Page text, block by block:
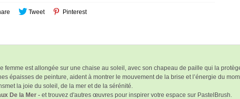
Tweet Pinterest
est allongée sur une chaise au soleil, avec son chapeau de paille qui la
épaisses de peinture, aident à montrer le mouvement de la brise et l’énergie du
la joie du soleil, de la mer et de la sérénité.
De la Mer - et trouvez d'autres œuvres pour inspirer votre espace sur PastelBrush.